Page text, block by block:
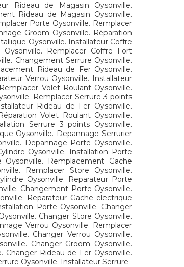
Rideau de Magasin Oysonville.
Rideau de Magasin Oysonville.
Porte Oysonville. Remplacer
Groom Oysonville. Réparation
Oysonville. Installateur Coffre
Oysonville. Remplacer Coffre Fort
Changement Serrure Oysonville.
Rideau de Fer Oysonville.
Verrou Oysonville. Installateur
Volet Roulant Oysonville.
Remplacer Serrure 3 points
Rideau de Fer Oysonville.
Volet Roulant Oysonville.
Serrure 3 points Oysonville.
Oysonville. Depannage Serrurier
Depannage Porte Oysonville.
Oysonville. Installation Porte
Remplacement Gache
Remplacer Store Oysonville.
Oysonville. Reparateur Porte
Changement Porte Oysonville.
Reparateur Gache electrique
Porte Oysonville. Changer
Changer Store Oysonville.
Verrou Oysonville. Remplacer
Changer Verrou Oysonville.
Changer Groom Oysonville.
Changer Rideau de Fer Oysonville.
Oysonville. Installateur Serrure